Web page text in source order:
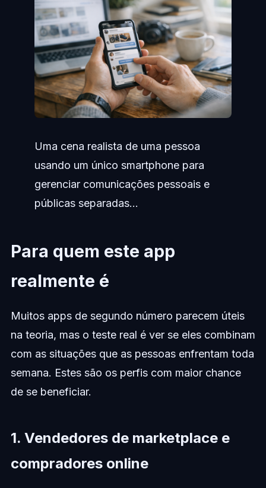
Uma cena realista de uma pessoa
usando um único smartphone para
gerenciar comunicações pessoais e
públicas separadas...
Para quem este app
realmente é
Muitos apps de segundo número parecem úteis
na teoria, mas o teste real é ver se eles combinam
com as situações que as pessoas enfrentam toda
semana. Estes são os perfis com maior chance
de se beneficiar.
1. Vendedores de marketplace e
compradores online